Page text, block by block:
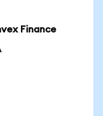
Finance